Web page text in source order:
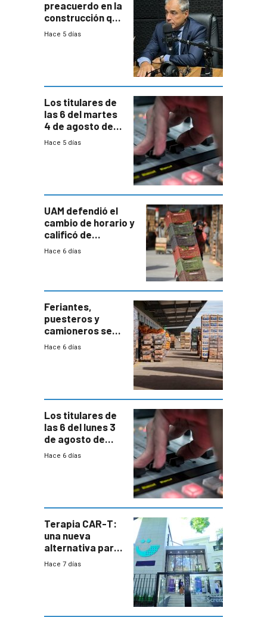
preacuerdo en la
construcción que
comprende
Hace 5 días
Los titulares de
las 6 del martes
4 de agosto de
2026
Hace 5 días
UAM defendió el
cambio de horario y
calificó de
“desproporcionado”
Hace 6 días
Feriantes,
puesteros y
camioneros se
movilizaron en
Hace 6 días
Los titulares de
las 6 del lunes 3
de agosto de
2026
Hace 6 días
Terapia CAR-T:
una nueva
alternativa para
niños y
Hace 7 días